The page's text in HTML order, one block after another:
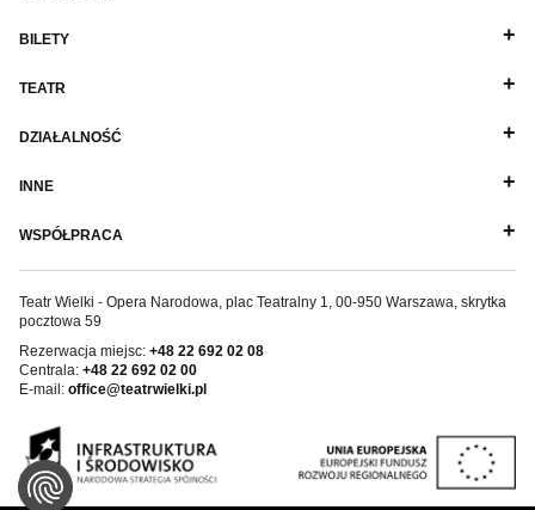
BILETY
TEATR
DZIAŁALNOŚĆ
INNE
WSPÓŁPRACA
Teatr Wielki - Opera Narodowa, plac Teatralny 1, 00-950 Warszawa, skrytka
pocztowa 59
Rezerwacja miejsc: +48 22 692 02 08
Centrala: +48 22 692 02 00
E-mail: office@teatrwielki.pl